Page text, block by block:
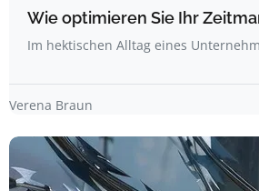
Wie optimieren Sie Ihr
Im hektischen Alltag eines
Verena Braun